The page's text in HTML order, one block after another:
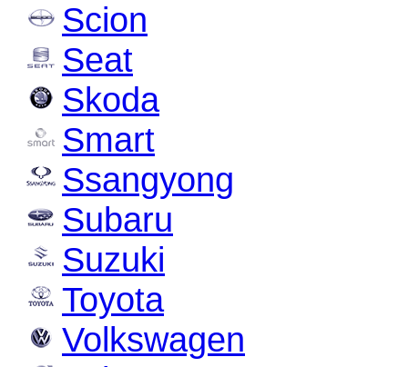
Scion
Seat
Skoda
Smart
Ssangyong
Subaru
Suzuki
Toyota
Volkswagen